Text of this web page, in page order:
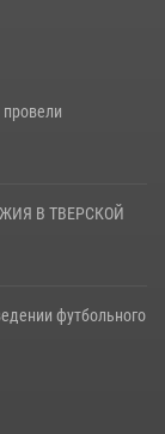
В ТВЕРСКОЙ
футбольного